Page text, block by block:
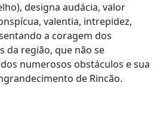
designa audácia, valor
valentia, intrepidez,
a coragem dos
da região, que não se
numerosos obstáculos e sua
de Rincão.